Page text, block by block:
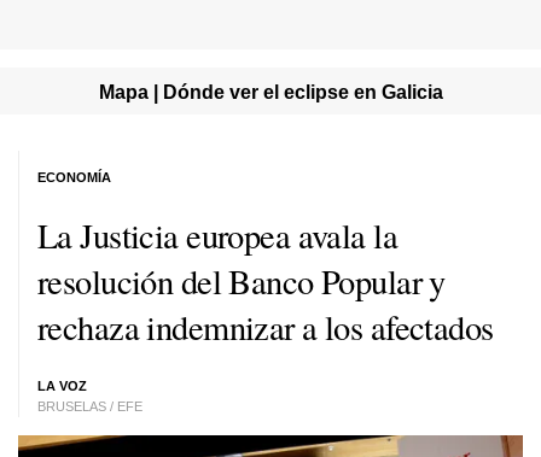
Mapa | Dónde ver el eclipse en Galicia
La Justicia europea avala la
resolución del Banco Popular y
rechaza indemnizar a los afectados
LA VOZ
BRUSELAS / EFE
ECONOMÍA